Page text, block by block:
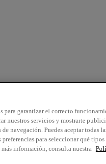
para garantizar el correcto
nuestros servicios y mostrarte
navegación. Puedes aceptar todas
para seleccionar qué tipos
información, consulta nuestra